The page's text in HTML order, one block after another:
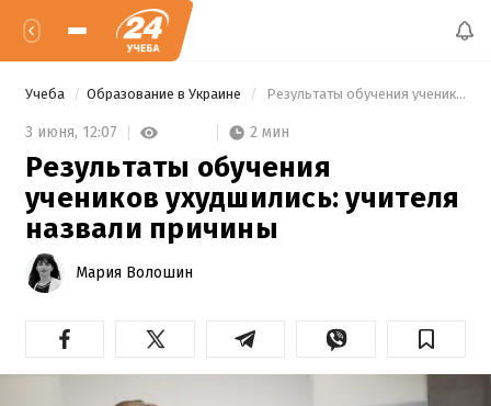
Учеба Образование в Украине Результаты обучения учеников ухудшились: учителя назвали причины
3 июня, 12:07 2 мин
Результаты обучения
учеников ухудшились: учителя
назвали причины
Мария Волошин